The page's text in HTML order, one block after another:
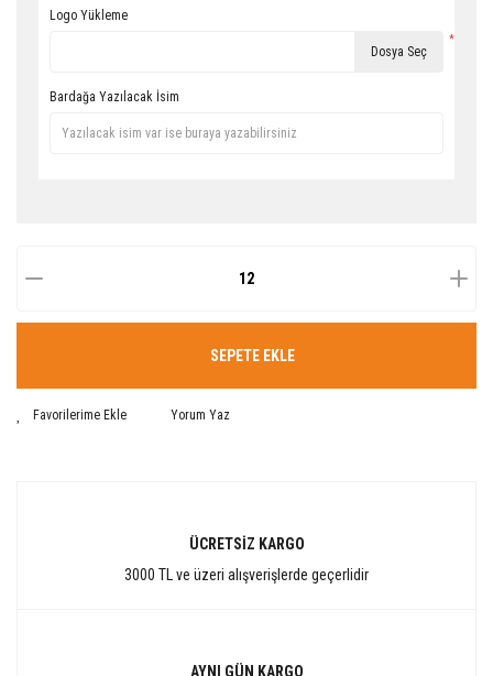
Logo Yükleme
Dosya Seç
*
Bardağa Yazılacak İsim
SEPETE EKLE
Yorum Yaz
ÜCRETSİZ KARGO
3000 TL ve üzeri alışverişlerde geçerlidir
AYNI GÜN KARGO